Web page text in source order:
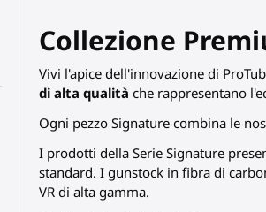
Collezione
Vivi l'apice dell'innovazione di
di alta qualità che rappresentano
Ogni pezzo Signature combina le
I prodotti della Serie Signature
standard. I gunstock in fibra di
VR di alta gamma.